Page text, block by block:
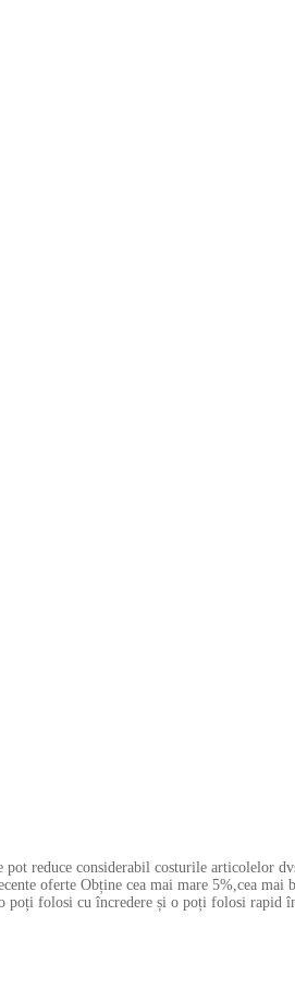
reduce considerabil costurile articolelor
oferte Obține cea mai mare 5%,cea mai
folosi cu încredere și o poți folosi rapid